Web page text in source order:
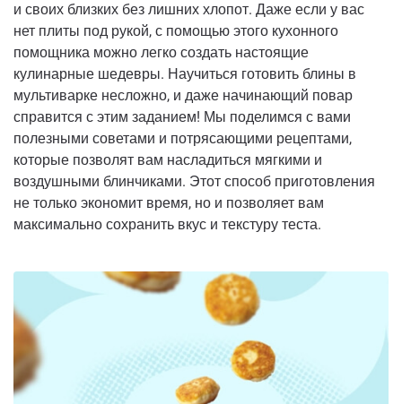
и своих близких без лишних хлопот. Даже если у вас
нет плиты под рукой, с помощью этого кухонного
помощника можно легко создать настоящие
кулинарные шедевры. Научиться готовить блины в
мультиварке несложно, и даже начинающий повар
справится с этим заданием! Мы поделимся с вами
полезными советами и потрясающими рецептами,
которые позволят вам насладиться мягкими и
воздушными блинчиками. Этот способ приготовления
не только экономит время, но и позволяет вам
максимально сохранить вкус и текстуру теста.